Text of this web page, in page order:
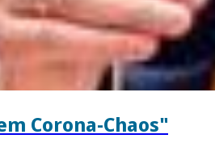
Corona-Chaos"